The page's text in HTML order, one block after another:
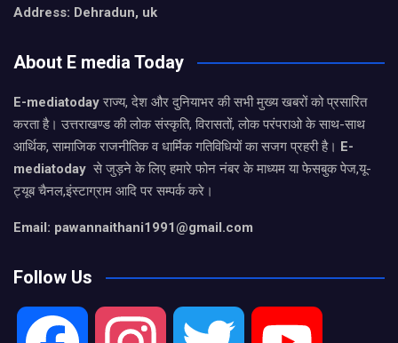
Address: Dehradun, uk
About E media Today
E-mediatodayराज्य, देश और दुनियाभर की सभी मुख्य खबरों को प्रसारित
करता है। उत्तराखण्ड की लोक संस्कृति, विरासतों, लोक परंपराओ के साथ-साथ
आर्थिक, सामाजिक राजनीतिक व धार्मिक गतिविधियों का सजग प्रहरी है। E-
mediatoday से जुड़ने के लिए हमारे फोन नंबर के माध्यम या फेसबुक पेज,यू-
ट्यूब चैनल,इंस्टाग्राम आदि पर सम्पर्क करे।
Email: pawannaithani1991@gmail.com
Follow Us